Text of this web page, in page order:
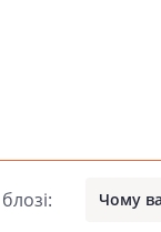
Чому